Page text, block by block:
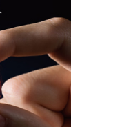
充分印证了
期投资价
峰期，1.6T
及CPO等下
块龙头企业
力供应链中
开支维持高